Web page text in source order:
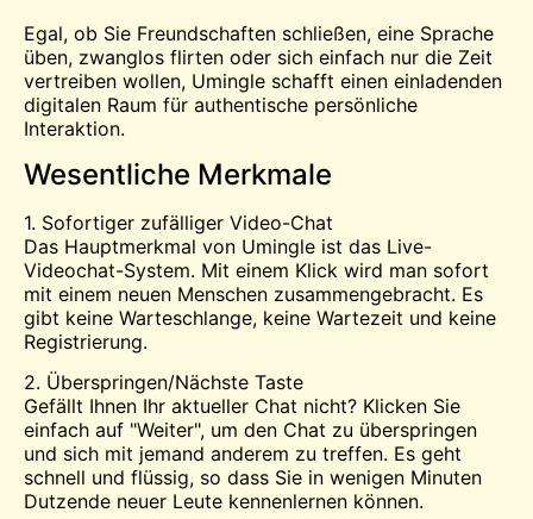
Egal, ob Sie Freundschaften schließen, eine Sprache
üben, zwanglos flirten oder sich einfach nur die Zeit
vertreiben wollen, Umingle schafft einen einladenden
digitalen Raum für authentische persönliche
Interaktion.
Wesentliche Merkmale
1. Sofortiger zufälliger Video-Chat
Das Hauptmerkmal von Umingle ist das Live-
Videochat-System. Mit einem Klick wird man sofort
mit einem neuen Menschen zusammengebracht. Es
gibt keine Warteschlange, keine Wartezeit und keine
Registrierung.
2. Überspringen/Nächste Taste
Gefällt Ihnen Ihr aktueller Chat nicht? Klicken Sie
einfach auf "Weiter", um den Chat zu überspringen
und sich mit jemand anderem zu treffen. Es geht
schnell und flüssig, so dass Sie in wenigen Minuten
Dutzende neuer Leute kennenlernen können.